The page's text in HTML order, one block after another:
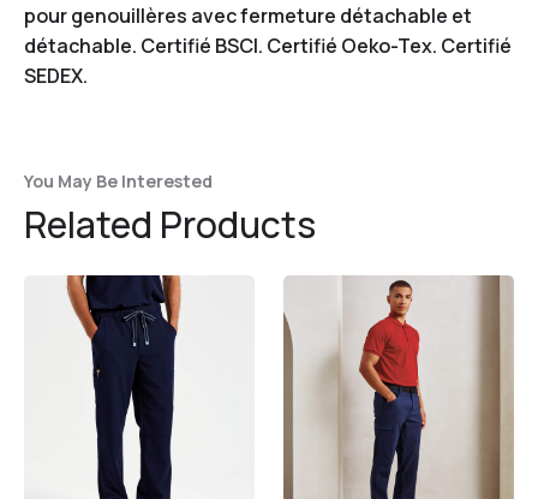
pour genouillères avec fermeture détachable et
détachable. Certifié BSCI. Certifié Oeko-Tex. Certifié
SEDEX.
You May Be Interested
Related Products